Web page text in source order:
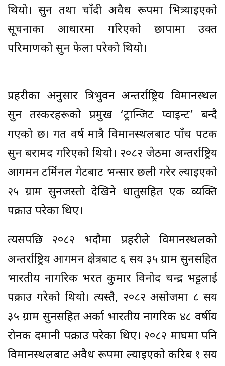
थियो। सुन तथा चाँदी अवैध रूपमा भित्र्याइएको
सूचनाका आधारमा गरिएको छापामा उक्त
परिमाणको सुन फेला परेको थियो।
प्रहरीका अनुसार त्रिभुवन अन्तर्राष्ट्रिय विमानस्थल
सुन तस्करहरूको प्रमुख ‘ट्रान्जिट प्वाइन्ट’ बन्दै
गएको छ। गत वर्ष मात्रै विमानस्थलबाट पाँच पटक
सुन बरामद गरिएको थियो। २०८२ जेठमा अन्तर्राष्ट्रिय
आगमन टर्मिनल गेटबाट भन्सार छली गरेर ल्याइएको
२५ ग्राम सुनजस्तो देखिने धातुसहित एक व्यक्ति
पक्राउ परेका थिए।
त्यसपछि २०८२ भदौमा प्रहरीले विमानस्थलको
अन्तर्राष्ट्रिय आगमन क्षेत्रबाट ६ सय ३५ ग्राम सुनसहित
भारतीय नागरिक भरत कुमार विनोद चन्द्र भट्टलाई
पक्राउ गरेको थियो। त्यस्तै, २०८२ असोजमा ८ सय
३५ ग्राम सुनसहित अर्का भारतीय नागरिक ४८ वर्षीय
रोनक दमानी पक्राउ परेका थिए। २०८२ माघमा पनि
विमानस्थलबाट अवैध रूपमा ल्याइएको करिब १ सय